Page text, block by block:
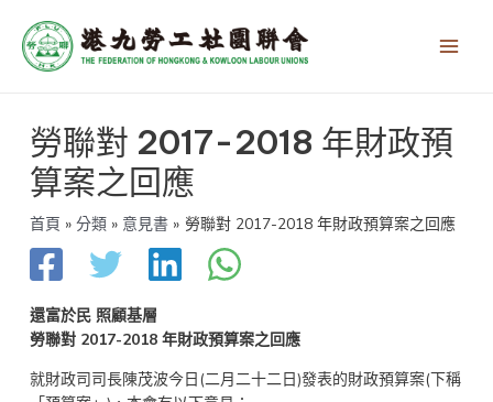
勞聯對 2017-2018 年財政預
算案之回應
首頁 分類 意見書 勞聯對 2017-2018 年財政預算案之回應
還富於民 照顧基層
勞聯對 2017-2018 年財政預算案之回應
就財政司司長陳茂波今日(二月二十二日)發表的財政預算案(下稱
章
導
覽